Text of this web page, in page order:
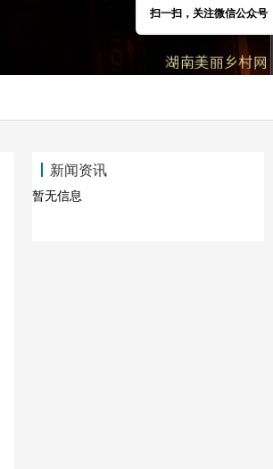
新闻资讯
暂无信息
扫一扫，关注微信公众号